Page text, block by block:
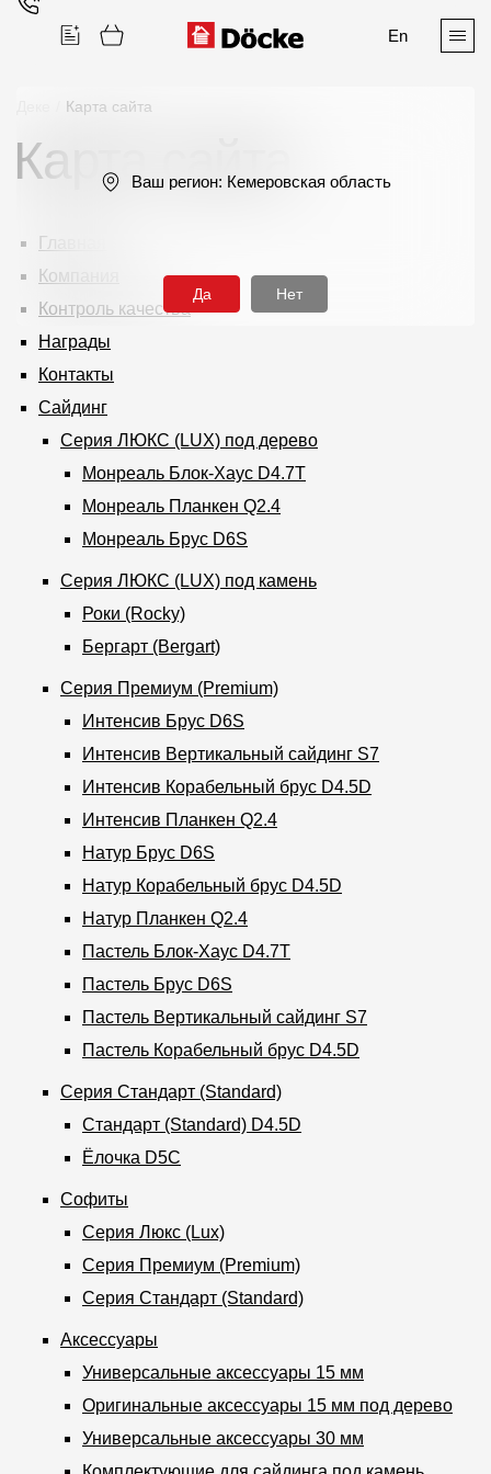
En
Поиск
Продукция
Фасадные материалы
Сайдинг
Софиты
Фасадные панели
Фасадная плитка
Комплектующие для фасадов
Пленки и мембраны
Мягкая кровля
Однослойная черепица
Ламинированная черепица
Комплектующие к кровле
Кровельная вентиляция
Водостоки
Пластиковые водосточные системы
Металлические водосточные системы
Чердачные лестницы
Документация
Документация
Инструкции по монтажу
Технические листы
Рекламные материалы
Гарантии
Карта сайта
Карта сайта
Главная
Компания
Контроль качества
Награды
Контакты
Сайдинг
Серия ЛЮКС (LUX) под дерево
Монреаль Блок-Хаус D4.7T
Монреаль Планкен Q2.4
Монреаль Брус D6S
Серия ЛЮКС (LUX) под камень
Роки (Rocky)
Бергарт (Bergart)
Серия Премиум (Premium)
Интенсив Брус D6S
Интенсив Вертикальный сайдинг S7
Интенсив Ко­ра­бель­ный брус D4.5D
Интенсив Планкен Q2.4
Натур Брус D6S
Натур Ко­ра­бель­ный брус D4.5D
Натур Планкен Q2.4
Пастель Блок-Хаус D4.7T
Пастель Брус D6S
Пастель Вертикальный сайдинг S7
Пастель Ко­ра­бель­ный брус D4.5D
Серия Стандарт (Standard)
Стандарт (Standard) D4.5D
Ёлочка D5C
Софиты
Серия Люкс (Lux)
Серия Премиум (Premium)
Серия Стандарт (Standard)
Аксессуары
Универсальные аксессуары 15 мм
Оригинальные аксессуары 15 мм под дерево
Универсальные аксессуары 30 мм
Ваш регион: Кемеровская область
Да Нет